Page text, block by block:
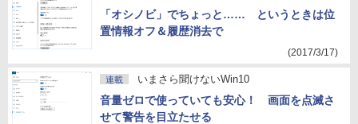
「オシノビ」でちょっと…… というときは位
置情報オフ＆履歴消去で
(2017/3/17)
連載 いまさら聞けないWin10
音量ゼロで使っていても安心！ 画面を点滅さ
せて警告を目立たせる